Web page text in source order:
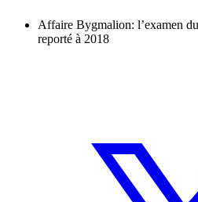
Affaire Bygmalion: l’examen
reporté à 2018